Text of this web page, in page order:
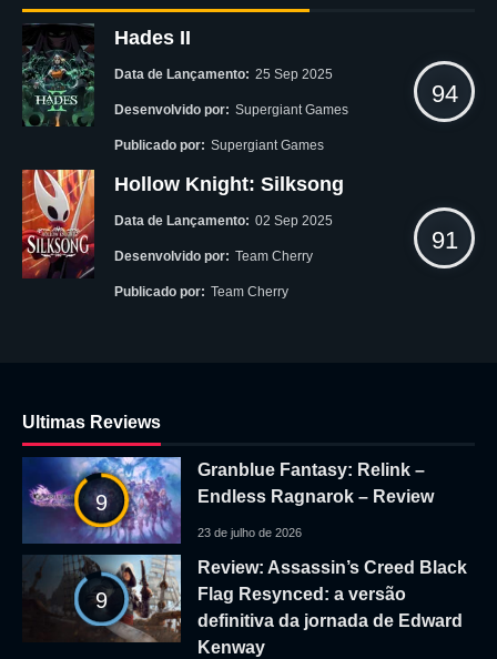
Hades II
Data de Lançamento: 25 Sep 2025
Desenvolvido por: Supergiant Games
Publicado por: Supergiant Games
94
Hollow Knight: Silksong
Data de Lançamento: 02 Sep 2025
Desenvolvido por: Team Cherry
Publicado por: Team Cherry
91
Ultimas Reviews
9
Granblue Fantasy: Relink –
Endless Ragnarok – Review
23 de julho de 2026
9
Review: Assassin’s Creed Black
Flag Resynced: a versão
definitiva da jornada de Edward
Kenway